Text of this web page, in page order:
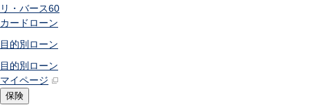
リ・バース60
カードローン
目的別ローン
目的別ローン
マイページ
保険